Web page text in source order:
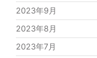
2023年9月
2023年8月
2023年7月